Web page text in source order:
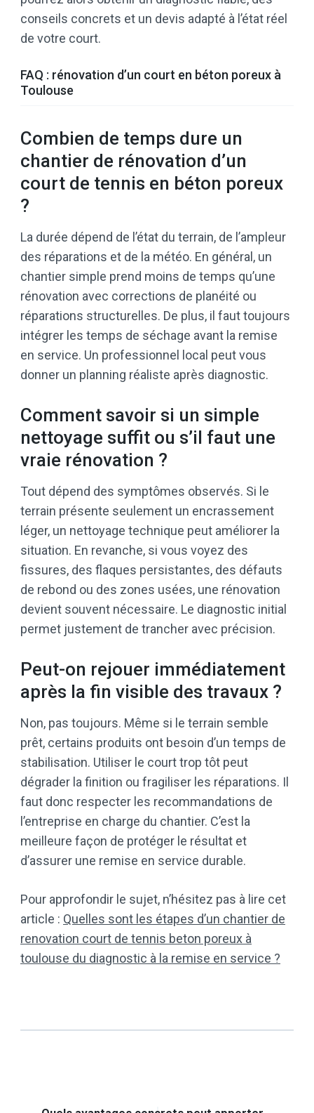
conseils concrets et un devis adapté à l’état réel
de votre court.
FAQ : rénovation d’un court en béton poreux à
Toulouse
Combien de temps dure un
chantier de rénovation d’un
court de tennis en béton poreux
?
La durée dépend de l’état du terrain, de l’ampleur
des réparations et de la météo. En général, un
chantier simple prend moins de temps qu’une
rénovation avec corrections de planéité ou
réparations structurelles. De plus, il faut toujours
intégrer les temps de séchage avant la remise
en service. Un professionnel local peut vous
donner un planning réaliste après diagnostic.
Comment savoir si un simple
nettoyage suffit ou s’il faut une
vraie rénovation ?
Tout dépend des symptômes observés. Si le
terrain présente seulement un encrassement
léger, un nettoyage technique peut améliorer la
situation. En revanche, si vous voyez des
fissures, des flaques persistantes, des défauts
de rebond ou des zones usées, une rénovation
devient souvent nécessaire. Le diagnostic initial
permet justement de trancher avec précision.
Peut-on rejouer immédiatement
après la fin visible des travaux ?
Non, pas toujours. Même si le terrain semble
prêt, certains produits ont besoin d’un temps de
stabilisation. Utiliser le court trop tôt peut
dégrader la finition ou fragiliser les réparations. Il
faut donc respecter les recommandations de
l’entreprise en charge du chantier. C’est la
meilleure façon de protéger le résultat et
d’assurer une remise en service durable.
Pour approfondir le sujet, n’hésitez pas à lire cet
article : Quelles sont les étapes d’un chantier de
renovation court de tennis beton poreux à
toulouse du diagnostic à la remise en service ?